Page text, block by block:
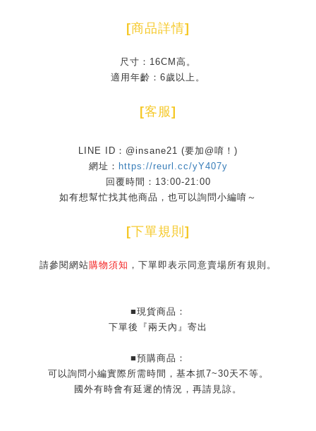
[商品詳情]
尺寸：16CM高。
適用年齡：6歲以上。
[客服]
LINE ID：@insane21 (要加@唷！)
網址： https://reurl.cc/yY407y
回覆時間：13:00-21:00
如有想幫忙找其他商品，也可以詢問小編唷～
[下單規則 ]
請參閱網站購物須知 ，下單即表示同意賣場所有規則。
■現貨商品：
下單後『兩天內』寄出
■預購商品：
可以詢問小編實際所需時間，基本抓7~30天不等。
國外有時會有延遲的情況，再請見諒。